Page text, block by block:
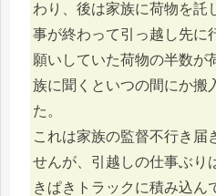
わり、後は家族に荷物を託
事が終わって引っ越し先に
願いしていた荷物の半数が
族に聞くといつの間にか搬
た。
これは家族の監督不行き届
せんが、引越しの仕事ぶり
きぱきトラックに積み込ん